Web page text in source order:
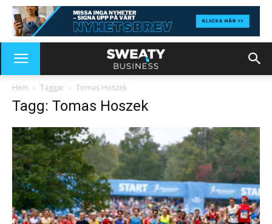
Hem Taggar Tomas Hoszek
Tagg: Tomas Hoszek